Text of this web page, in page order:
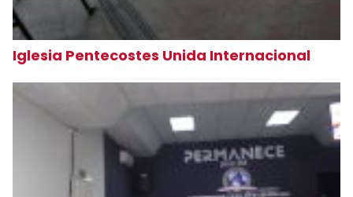
Iglesia Pentecostes Unida Internacional